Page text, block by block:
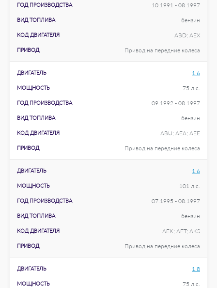
ГОД ПРОИЗВОДСТВА 10.1991 - 08.1997
ВИД ТОПЛИВА бензин
КОД ДВИГАТЕЛЯ ABD; AEX
ПРИВОД Привод на передние колеса
ДВИГАТЕЛЬ 1.6
МОЩНОСТЬ 75 л.с.
ГОД ПРОИЗВОДСТВА 09.1992 - 08.1997
ВИД ТОПЛИВА бензин
КОД ДВИГАТЕЛЯ ABU; AEA; AEE
ПРИВОД Привод на передние колеса
ДВИГАТЕЛЬ 1.6
МОЩНОСТЬ 101 л.с.
ГОД ПРОИЗВОДСТВА 07.1995 - 08.1997
ВИД ТОПЛИВА бензин
КОД ДВИГАТЕЛЯ AEK; AFT; AKS
ПРИВОД Привод на передние колеса
ДВИГАТЕЛЬ 1.8
МОЩНОСТЬ 75 л.с.